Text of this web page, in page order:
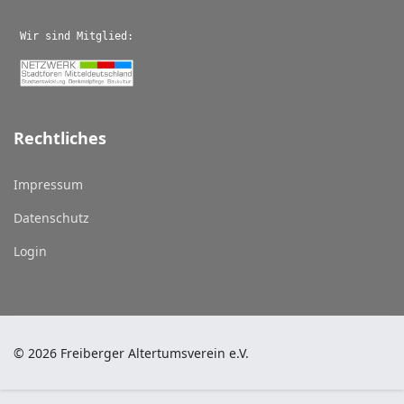
Wir sind Mitglied:
Rechtliches
Impressum
Datenschutz
Login
© 2026 Freiberger Altertumsverein e.V.